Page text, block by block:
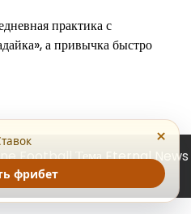
практика с
а привычка быстро
FootballТема Eternal News
×
фрибет